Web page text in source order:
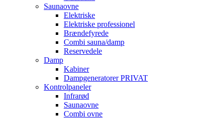
Saunaovne
Elektriske
Elektriske professionel
Brændefyrede
Combi sauna/damp
Reservedele
Damp
Kabiner
Dampgeneratorer PRIVAT
Kontrolpaneler
Infrarød
Saunaovne
Combi ovne